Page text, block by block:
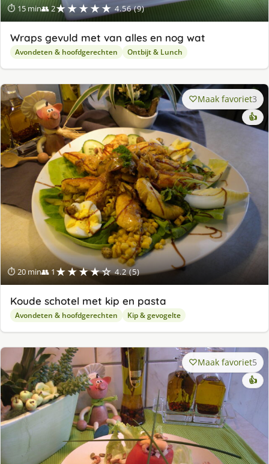
⏱ 15 min👥 2★★★★★ 4.56 (9)
Wraps gevuld met van alles en nog wat
Avondeten & hoofdgerechten Ontbijt & Lunch
⏱ 20 min👥 1★★★★☆ 4.2 (5)
Maak favoriet3
👍
Koude schotel met kip en pasta
Avondeten & hoofdgerechten Kip & gevogelte
Maak favoriet5
👍